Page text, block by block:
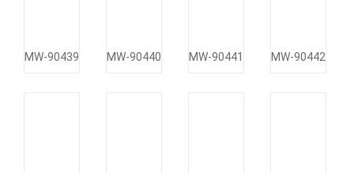
MW-90439 MW-90440 MW-90441 MW-90442